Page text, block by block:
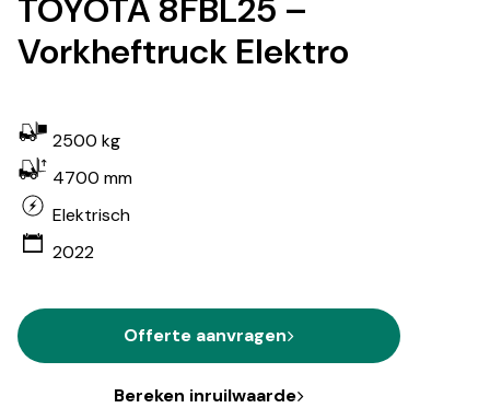
TOYOTA 8FBL25 –
Vorkheftruck Elektro
2500 kg
4700 mm
Elektrisch
2022
Offerte aanvragen
Bereken inruilwaarde